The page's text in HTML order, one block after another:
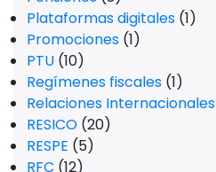
Plataformas digitales (1)
Promociones (1)
PTU (10)
Regímenes fiscales (1)
Relaciones Internacionales
RESICO (20)
RESPE (5)
RFC (12)